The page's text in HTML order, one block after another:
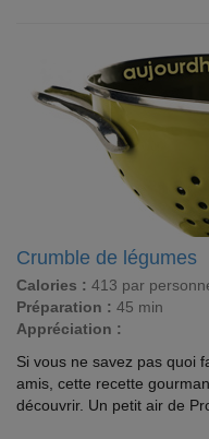
Crumble de légumes
Calories : 413 par
Préparation : 45 min
Appréciation :
Si vous ne savez pas quoi
amis, cette recette
découvrir. Un petit air de